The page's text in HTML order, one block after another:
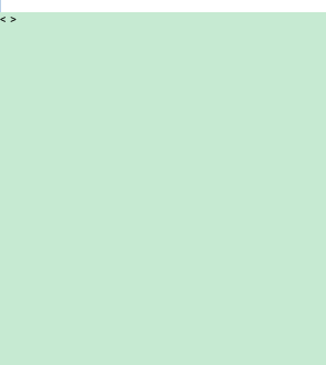
< >